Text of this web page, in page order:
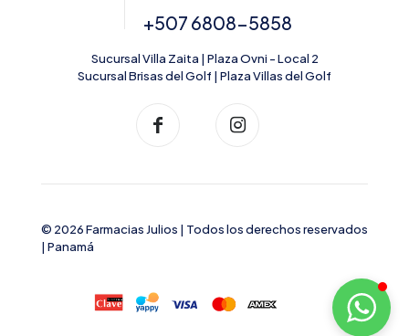
+507 6808-5858
Sucursal Villa Zaita | Plaza Ovni - Local 2
Sucursal Brisas del Golf | Plaza Villas del Golf
© 2026 Farmacias Julios | Todos los derechos reservados
| Panamá